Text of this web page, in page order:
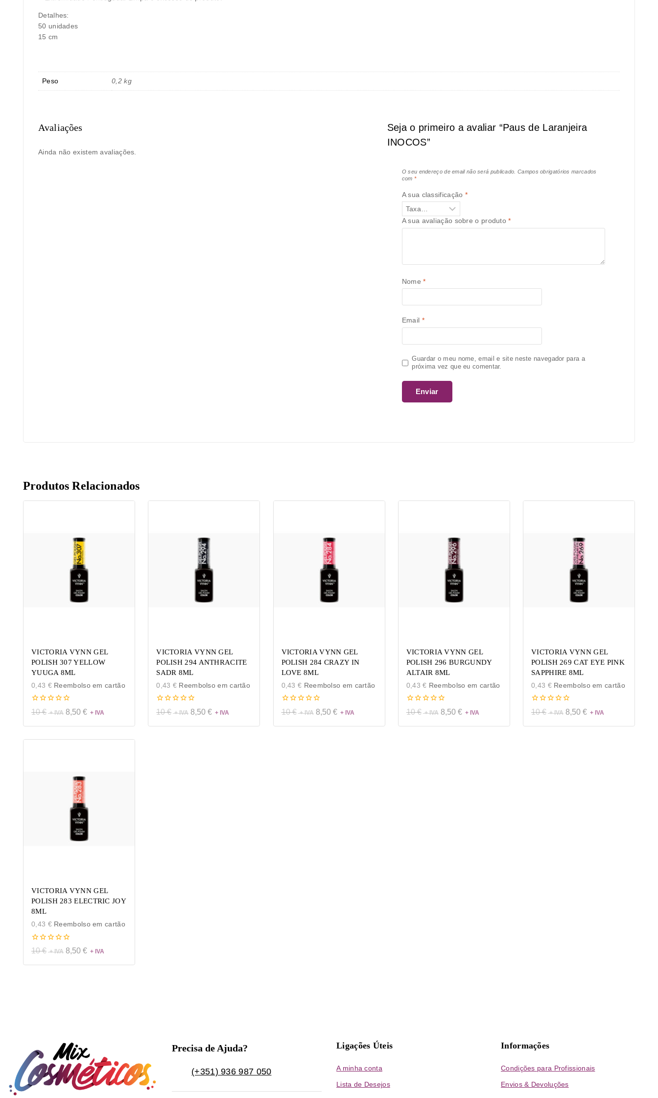
Detalhes:
50 unidades
15 cm
Peso 0,2 kg
Avaliações
Ainda não existem avaliações.
Seja o primeiro a avaliar “Paus de Laranjeira
INOCOS”
O seu endereço de email não será publicado. Campos obrigatórios marcados
com *
A sua classificação *
A sua avaliação sobre o produto*
Nome*
Email *
Guardar o meu nome, email e site neste navegador para a
próxima vez que eu comentar.
Produtos Relacionados
VICTORIA VYNN GEL
POLISH 307 YELLOW
YUUGA 8ML
0,43 €Reembolso em cartão
0
de
10€ 8,50 €
VICTORIA VYNN GEL
POLISH 294 ANTHRACITE
SADR 8ML
0,43 € Reembolso em cartão
0
de
10€ 8,50€
VICTORIA VYNN GEL
POLISH 284 CRAZY IN
LOVE 8ML
0,43 € Reembolso em cartão
0
de
10€ 8,50 €
VICTORIA VYNN GEL
POLISH 296 BURGUNDY
ALTAIR 8ML
0,43€ Reembolso em cartão
0
de
10€ 8,50 €
VICTORIA VYNN GEL
POLISH 269 CAT EYE PINK
SAPPHIRE 8ML
0,43 €Reembolso em cartão
0
de
10€ 8,50 €
VICTORIA VYNN GEL
POLISH 283 ELECTRIC JOY
8ML
0,43 €Reembolso em cartão
0
de
10€ 8,50 €
Precisa de Ajuda?
(+351) 936 987 050
Ligações Úteis
A minha conta
Lista de Desejos
Informações
Condições para Profissionais
Envios & Devoluções